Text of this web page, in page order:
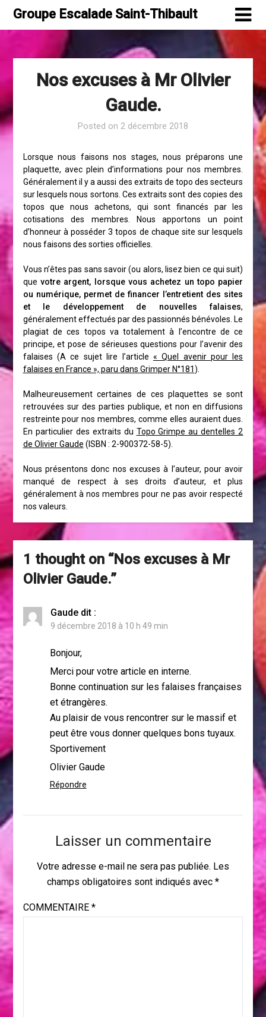
SkipGroupe Escalade Saint-Thibault
Nos excuses à Mr Olivier
Gaude.
Posted on 2 décembre 2018
Lorsque nous faisons nos stages, nous préparons une
plaquette, avec plein d’informations pour nos membres.
Généralement il y a aussi des extraits de topo des secteurs
sur lesquels nous sortons. Ces extraits sont des copies des
topos que nous achetons, qui sont financés par les
cotisations des membres. Nous apportons un point
d’honneur à posséder 3 topos de chaque site sur lesquels
nous faisons des sorties officielles.
Vous n’êtes pas sans savoir (ou alors, lisez bien ce qui suit)
que votre argent, lorsque vous achetez un topo papier
ou numérique, permet de financer l’entretient des sites
et le développement de nouvelles falaises,
généralement effectués par des passionnés bénévoles. Le
plagiat de ces topos va totalement à l’encontre de ce
principe, et pose de sérieuses questions pour l’avenir des
falaises (A ce sujet lire l’article « Quel avenir pour les
falaises en France », paru dans Grimper N°181).
Malheureusement certaines de ces plaquettes se sont
retrouvées sur des parties publique, et non en diffusions
restreinte pour nos membres, comme elles auraient dues.
En particulier des extraits du Topo Grimpe au dentelles 2
de Olivier Gaude (ISBN : 2-900372-58-5).
Nous présentons donc nos excuses à l’auteur, pour avoir
manqué de respect à ses droits d’auteur, et plus
généralement à nos membres pour ne pas avoir respecté
nos valeurs.
1 thought on “Nos excuses à Mr
Olivier Gaude.”
Gaude dit :
9 décembre 2018 à 10 h 49 min
Bonjour,
Merci pour votre article en interne.
Bonne continuation sur les falaises françaises
et étrangères.
Au plaisir de vous rencontrer sur le massif et
peut être vous donner quelques bons tuyaux.
Sportivement
Olivier Gaude
Répondre
Laisser un commentaire
Votre adresse e-mail ne sera pas publiée. Les
champs obligatoires sont indiqués avec *
COMMENTAIRE *